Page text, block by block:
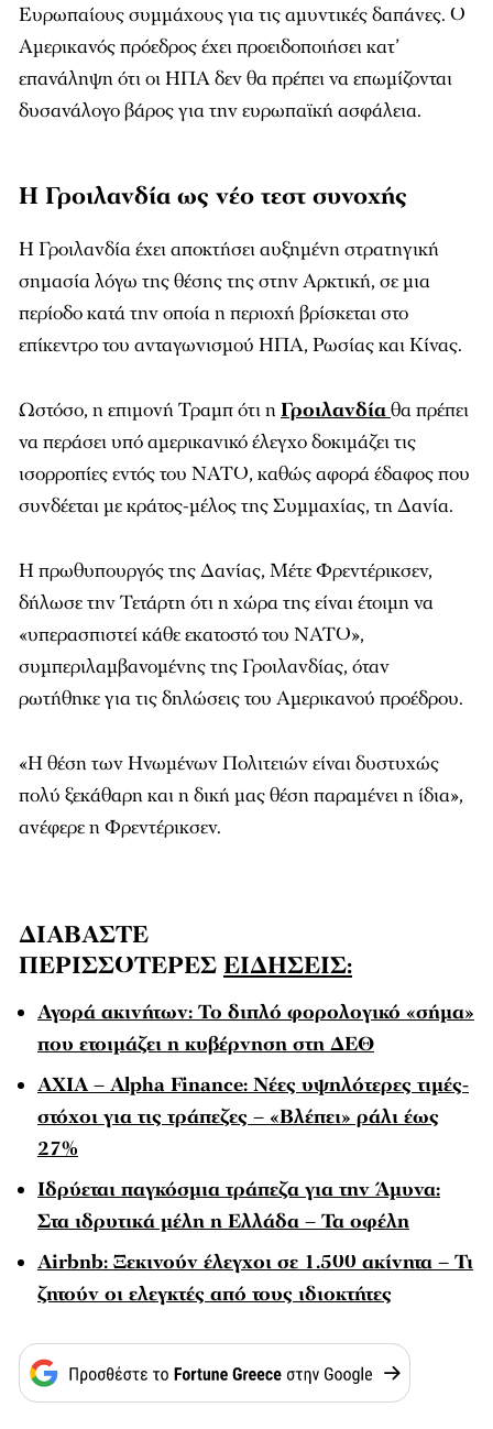
Ευρωπαίους συμμάχους για τις αμυντικές δαπάνες. Ο
Αμερικανός πρόεδρος έχει προειδοποιήσει κατ’
επανάληψη ότι οι ΗΠΑ δεν θα πρέπει να επωμίζονται
δυσανάλογο βάρος για την ευρωπαϊκή ασφάλεια.
Η Γροιλανδία ως νέο τεστ συνοχής
Η Γροιλανδία έχει αποκτήσει αυξημένη στρατηγική
σημασία λόγω της θέσης της στην Αρκτική, σε μια
περίοδο κατά την οποία η περιοχή βρίσκεται στο
επίκεντρο του ανταγωνισμού ΗΠΑ, Ρωσίας και Κίνας.
Ωστόσο, η επιμονή Τραμπ ότι ηΓροιλανδίαθα πρέπει
να περάσει υπό αμερικανικό έλεγχο δοκιμάζει τις
ισορροπίες εντός του ΝΑΤΟ, καθώς αφορά έδαφος που
συνδέεται με κράτος-μέλος της Συμμαχίας, τη Δανία.
Η πρωθυπουργός της Δανίας, Μέτε Φρεντέρικσεν,
δήλωσε την Τετάρτη ότι η χώρα της είναι έτοιμη να
«υπερασπιστεί κάθε εκατοστό του ΝΑΤΟ»,
συμπεριλαμβανομένης της Γροιλανδίας, όταν
ρωτήθηκε για τις δηλώσεις του Αμερικανού προέδρου.
«Η θέση των Ηνωμένων Πολιτειών είναι δυστυχώς
πολύ ξεκάθαρη και η δική μας θέση παραμένει η ίδια»,
ανέφερε η Φρεντέρικσεν.
ΔΙΑΒΑΣΤΕ
ΠΕΡΙΣΣΟΤΕΡΕΣ ΕΙΔΗΣΕΙΣ:
Αγορά ακινήτων: Το διπλό φορολογικό «σήμα»
που ετοιμάζει η κυβέρνηση στη ΔΕΘ
AXIA – Alpha Finance: Νέες υψηλότερες τιμές-
στόχοι για τις τράπεζες – «Βλέπει» ράλι έως
27%
Ιδρύεται παγκόσμια τράπεζα για την Άμυνα:
Στα ιδρυτικά μέλη η Ελλάδα – Τα οφέλη
Airbnb: Ξεκινούν έλεγχοι σε 1.500 ακίνητα – Τι
ζητούν οι ελεγκτές από τους ιδιοκτήτες